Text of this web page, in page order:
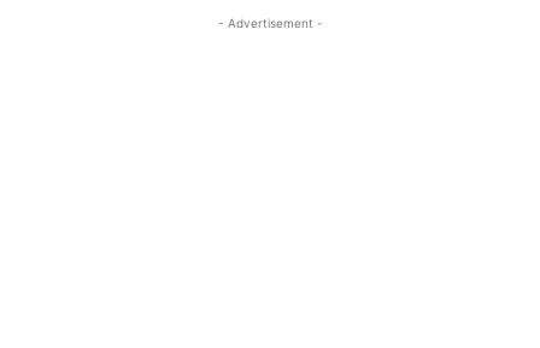
- Advertisement -